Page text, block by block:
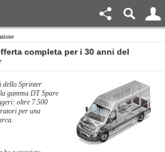
completa per i 30 anni del
dello Sprinter
gamma DT Spare
oltre 7.500
per una